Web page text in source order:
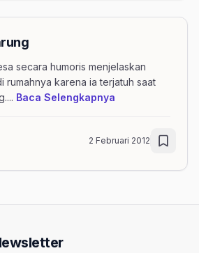
secara humoris menjelaskan
rumahnya karena ia terjatuh saat
... Baca Selengkapnya
2 Februari 2012